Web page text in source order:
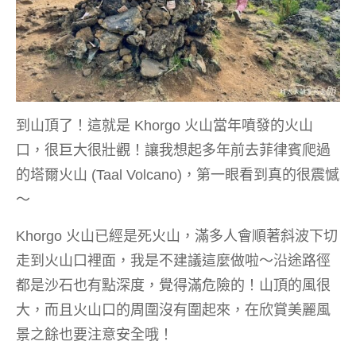
到山頂了！這就是 Khorgo 火山當年噴發的火山
口，很巨大很壯觀！讓我想起多年前去菲律賓爬過
的塔爾火山 (Taal Volcano)，第一眼看到真的很震憾
～
Khorgo 火山已經是死火山，滿多人會順著斜波下切
走到火山口裡面，我是不建議這麼做啦～沿途路徑
都是沙石也有點深度，覺得滿危險的！山頂的風很
大，而且火山口的周圍沒有圍起來，在欣賞美麗風
景之餘也要注意安全哦！